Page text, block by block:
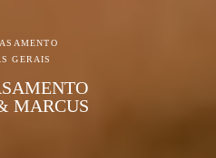
GERAIS
MARCUS